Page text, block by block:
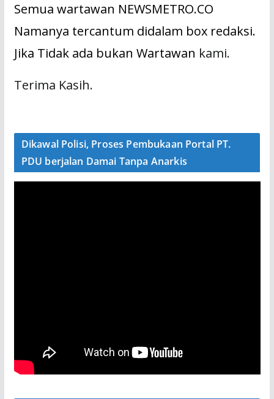
Semua wartawan NEWSMETRO.CO
Namanya tercantum didalam box redaksi.
Jika Tidak ada bukan Wartawan kami.
Terima Kasih.
Dikawal Polisi, Proses Pembukaan Portal PT.
PDU berjalan Damai Tanpa Anarkis